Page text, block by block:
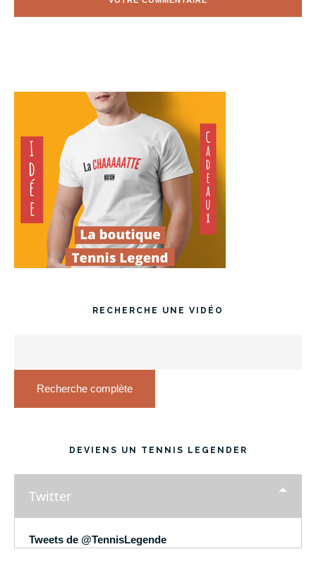
RECHERCHE UNE VIDÉO
Recherche complète
DEVIENS UN TENNIS LEGENDER
Twitter
Tweets de @TennisLegende